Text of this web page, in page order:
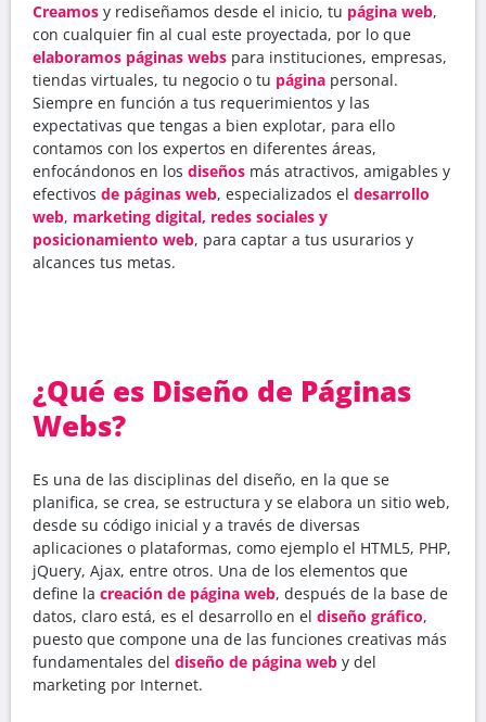
Creamos y rediseñamos desde el inicio, tu página web,
con cualquier fin al cual este proyectada, por lo que
elaboramos páginas webs para instituciones, empresas,
tiendas virtuales, tu negocio o tu página personal.
Siempre en función a tus requerimientos y las
expectativas que tengas a bien explotar, para ello
contamos con los expertos en diferentes áreas,
enfocándonos en los diseños más atractivos, amigables y
efectivos de páginas web, especializados el desarrollo
web, marketing digital, redes sociales y
posicionamiento web, para captar a tus usurarios y
alcances tus metas.
¿Qué es Diseño de Páginas
Webs?
Es una de las disciplinas del diseño, en la que se
planifica, se crea, se estructura y se elabora un sitio web,
desde su código inicial y a través de diversas
aplicaciones o plataformas, como ejemplo el HTML5, PHP,
jQuery, Ajax, entre otros. Una de los elementos que
define la creación de página web, después de la base de
datos, claro está, es el desarrollo en el diseño gráfico,
puesto que compone una de las funciones creativas más
fundamentales del diseño de página web y del
marketing por Internet.